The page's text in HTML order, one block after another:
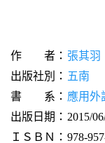
作 者： 張其羽
出版社別： 五南
書 系： 應用外
出版日期：2015/
ＩＳＢＮ：978-